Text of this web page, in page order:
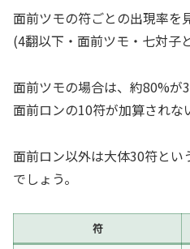
面前ツモの符ごとの出現率を
(4翻以下・面前ツモ・七対子
面前ツモの場合は、約80%が
面前ロンの10符が加算されな
面前ロン以外は大体30符とい
でしょう。
符